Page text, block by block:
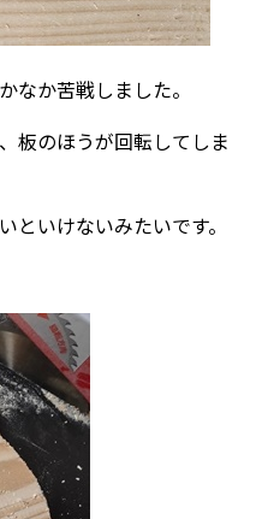
なか苦戦しました。
板のほうが回転してしま
といけないみたいです。